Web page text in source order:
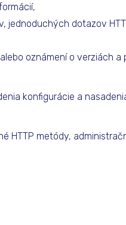
dotazov
oznámení o verziách
konfigurácie a
HTTP metódy,